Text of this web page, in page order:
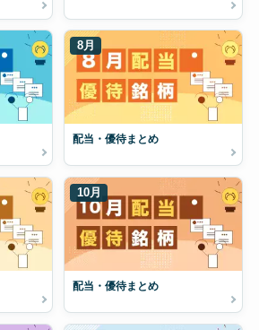
8月
配当・優待まとめ
10月
配当・優待まとめ